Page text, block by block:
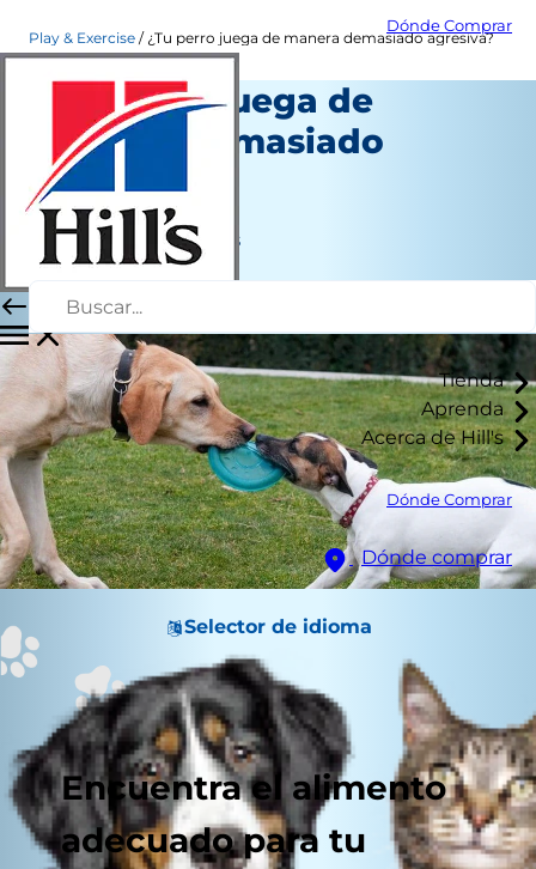
Dónde Comprar
Tienda
Aprenda
Acerca de Hill's
Dónde Comprar
Dónde comprar
Selector de idioma
Encuentra el alimento
adecuado para tu
Play & Exercise ¿Tu perro juega de manera demasiado agresiva?
¿Tu perro juega de
manera demasiado
agresiva?
Juego y ejercicio
Jean Marie Bauhaus
|
Febrero 28, 2019